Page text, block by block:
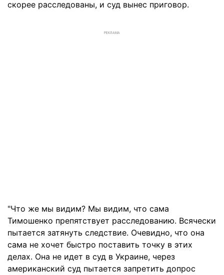
скорее расследованы, и суд вынес приговор.
РЕКЛАМА
"Что же мы видим? Мы видим, что сама
Тимошенко препятствует расследованию. Всячески
пытается затянуть следствие. Очевидно, что она
сама не хочет быстро поставить точку в этих
делах. Она не идет в суд в Украине, через
американский суд пытается запретить допрос